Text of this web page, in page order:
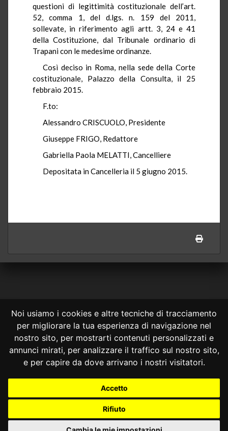
Noi usiamo i cookies e altre tecniche di tracciamento
per migliorare la tua esperienza di navigazione nel
nostro sito, per mostrarti contenuti personalizzati e
annunci mirati, per analizzare il traffico sul nostro sito,
e per capire da dove arrivano i nostri visitatori.
Accetto
Rifiuto
questioni di legittimità costituzionale dell’art.
52, comma 1, del d.lgs. n. 159 del 2011,
sollevate, in riferimento agli artt. 3, 24 e 41
della Costituzione, dal Tribunale ordinario di
Trapani con le medesime ordinanze.
Così deciso in Roma, nella sede della Corte
costituzionale, Palazzo della Consulta, il 25
febbraio 2015.
F.to:
Alessandro CRISCUOLO, Presidente
Giuseppe FRIGO, Redattore
Gabriella Paola MELATTI, Cancelliere
Depositata in Cancelleria il 5 giugno 2015.
CONSULTA ONLINE DAL 1995 -NOTE LEGALI
Consulta OnLine non ha prodotto e non è responsabile per i contenuti e
le informazioni legali di siti collegati.
costituisce una relazione di consulenza legale.
Nessuno deve confidare o agire in base alle informazioni disponibili in
info@giurcost.org| Giurisprudenza Costituzionale|
Consulta OnLine| @giurcost